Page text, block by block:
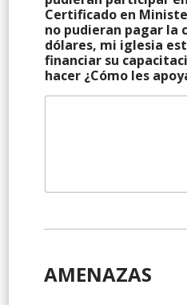
Certificado en
no pudieran pagar la
dólares, mi iglesia
financiar su
hacer ¿Cómo les
AMENAZAS